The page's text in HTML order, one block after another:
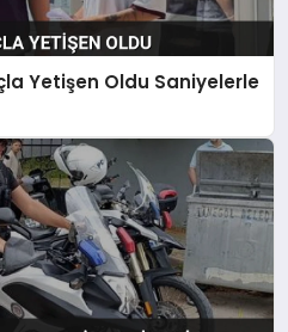
Yetişen Oldu Saniyelerle